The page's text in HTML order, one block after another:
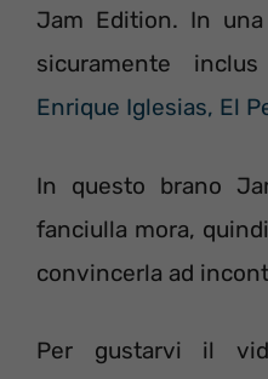
Jam Edition. In
sicuramente
Enrique Iglesias, El
In questo brano
fanciulla mora,
convincerla ad
Per gustarvi il